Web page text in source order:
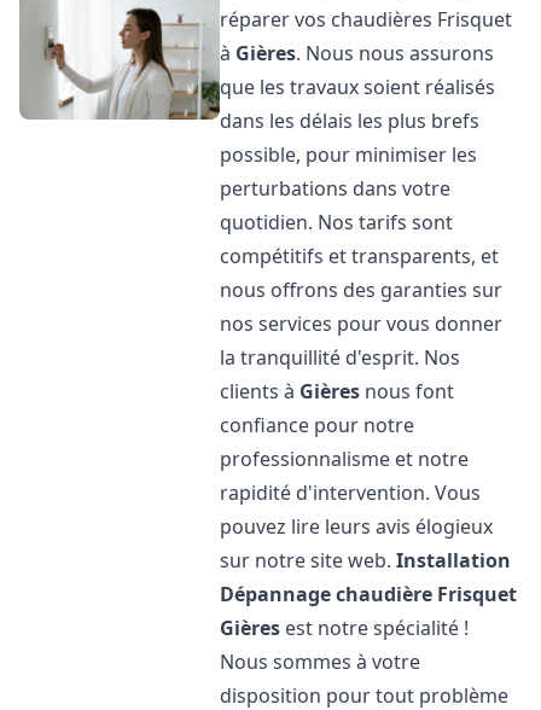
réparer vos chaudières Frisquet
à Gières. Nous nous assurons
que les travaux soient réalisés
dans les délais les plus brefs
possible, pour minimiser les
perturbations dans votre
quotidien. Nos tarifs sont
compétitifs et transparents, et
nous offrons des garanties sur
nos services pour vous donner
la tranquillité d'esprit. Nos
clients à Gières nous font
confiance pour notre
professionnalisme et notre
rapidité d'intervention. Vous
pouvez lire leurs avis élogieux
sur notre site web.Installation
Dépannage chaudière Frisquet
Gières est notre spécialité !
Nous sommes à votre
disposition pour tout problème